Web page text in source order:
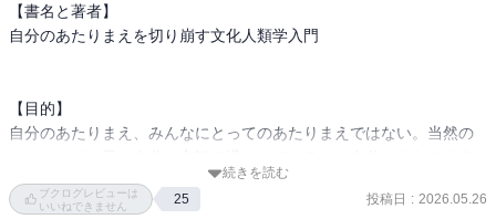
【書名と著者】
自分のあたりまえを切り崩す文化人類学入門
【目的】
自分のあたりまえ、みんなにとってのあたりまえではない。当然の
に埋没してしまう。
なので、あたりまえ自体があたりまえじゃない、という認識を持ち
続きを読む
ブクログレビューは
いいねできません
25 投稿日 : 2026.05.26